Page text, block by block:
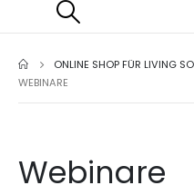
ONLINE SHOP FÜR LIVING
WEBINARE
Webinare